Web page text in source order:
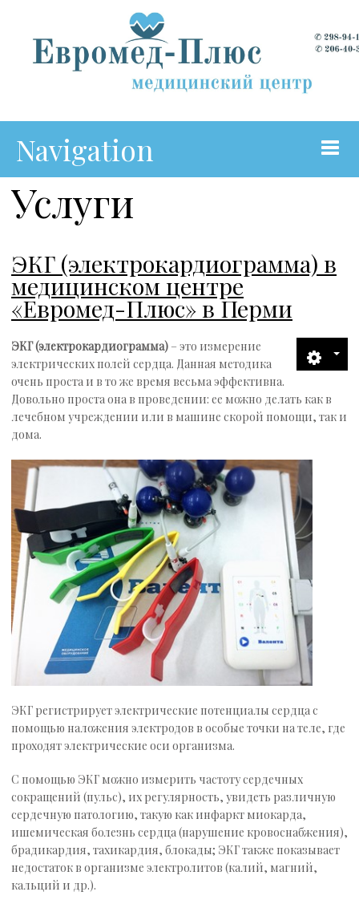
Navigation
Главная
О Центре
Коллектив
Узкие специалисты
Услуги
Прейскурант
Запись на приём
Контакты
Услуги
ЭКГ (электрокардиограмма) в
медицинском центре
«Евромед-Плюс» в Перми
ЭКГ (электрокардиограмма) – это измерение
электрических полей сердца. Данная методика
очень проста и в то же время весьма эффективна.
Довольно проста она в проведении: ее можно делать как в
лечебном учреждении или в машине скорой помощи, так и
дома.
ЭКГ регистрирует электрические потенциалы сердца с
помощью наложения электродов в особые точки на теле, где
проходят электрические оси организма.
С помощью ЭКГ можно измерить частоту сердечных
сокращений (пульс), их регулярность, увидеть различную
сердечную патологию, такую как инфаркт миокарда,
ишемическая болезнь сердца (нарушение кровоснабжения),
брадикардия, тахикардия, блокады; ЭКГ также показывает
недостаток в организме электролитов (калий, магний,
кальций и др.).